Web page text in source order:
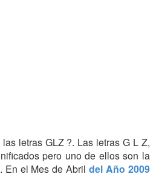
letras GLZ ?. Las letras G L Z,
pero uno de ellos son la
En el Mes de Abrildel Año 2009